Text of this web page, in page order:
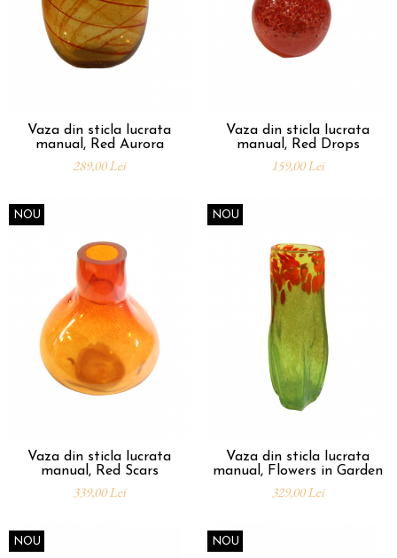
Vaza din sticla lucrata
manual, Red Aurora
289,00 Lei
Vaza din sticla lucrata
manual, Red Drops
159,00 Lei
NOU
Vaza din sticla lucrata
manual, Red Scars
339,00 Lei
NOU
Vaza din sticla lucrata
manual, Flowers in Garden
329,00 Lei
NOU NOU